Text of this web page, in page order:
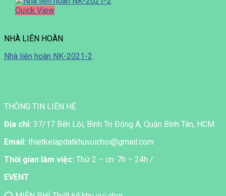
Quick View
NHÀ LIÊN HOÀN
Nhà liên hoàn NK-2021-2
THÔNG TIN LIÊN HỆ
Địa chỉ: 37/17 Bến Lội, Bình Trị Đông A, Quận Bình Tân, HCM
Email: thietkelapdatkhuvuichoi@gmail.com
Thời gian làm việc: Thứ 2 – cn: 7h – 24h /
EVENT